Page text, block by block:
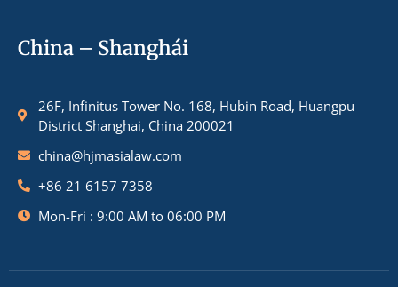
China – Shanghái
26F, Infinitus Tower No. 168, Hubin Road, Huangpu
District Shanghai, China 200021
china@hjmasialaw.com
+86 21 6157 7358
Mon-Fri : 9:00 AM to 06:00 PM